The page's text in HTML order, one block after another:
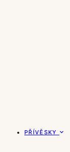
PŘÍVĚSKY